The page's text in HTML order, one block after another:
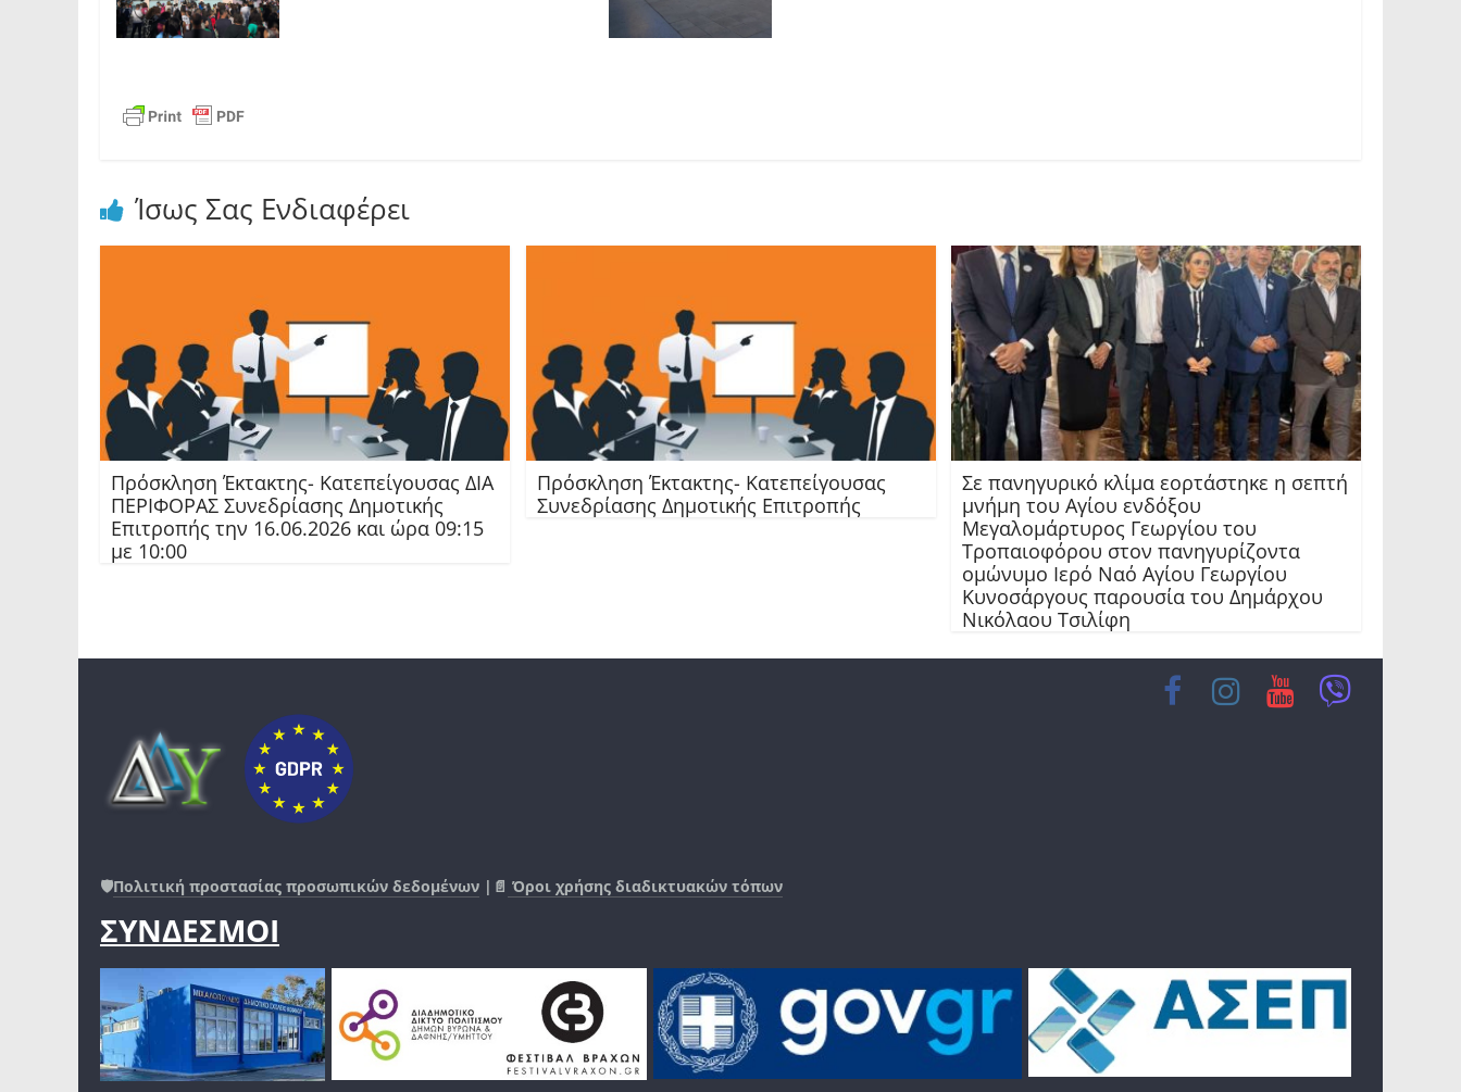
Ίσως Σας Ενδιαφέρει
Πρόσκληση Έκτακτης- Κατεπείγουσας ΔΙΑ
ΠΕΡΙΦΟΡΑΣ Συνεδρίασης Δημοτικής
Επιτροπής την 16.06.2026 και ώρα 09:15
με 10:00
Πρόσκληση Έκτακτης- Κατεπείγουσας
Συνεδρίασης Δημοτικής Επιτροπής
Σε πανηγυρικό κλίμα εορτάστηκε η σεπτή
μνήμη του Αγίου ενδόξου
Μεγαλομάρτυρος Γεωργίου του
Τροπαιοφόρου στον πανηγυρίζοντα
ομώνυμο Ιερό Ναό Αγίου Γεωργίου
Κυνοσάργους παρουσία του Δημάρχου
Νικόλαου Τσιλίφη
🛡️Πολιτική προστασίας προσωπικών δεδομένων |📄 Όροι χρήσης διαδικτυακών τόπων
ΣΥΝΔΕΣΜΟΙ